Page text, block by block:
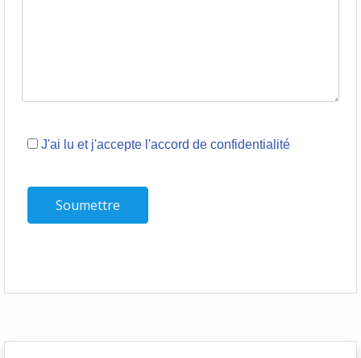
J'ai lu et j'accepte l'accord de confidentialité